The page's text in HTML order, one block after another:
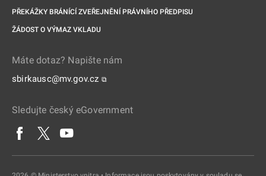
PŘEKÁŽKY BRÁNÍCÍ ZVEŘEJNĚNÍ PRÁVNÍHO PŘEDPISU
ŽÁDOST O VÝMAZ VKLADU
Máte dotaz? Napište nám
sbirkausc@mv.gov.cz ⧉
Sledujte český eGovernment